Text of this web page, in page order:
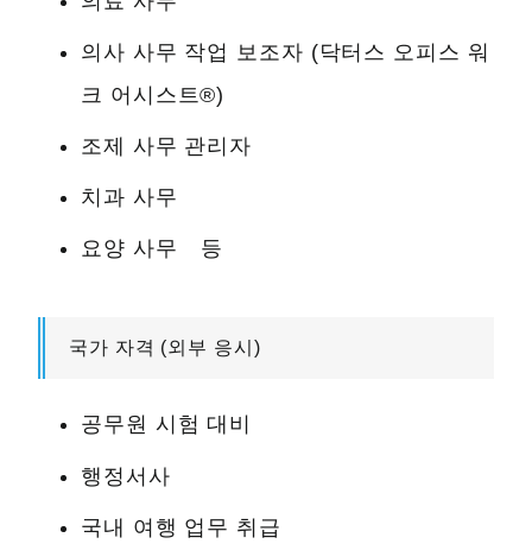
의사 사무 작업 보조자 (닥터스 오피스 워
크 어시스트®)
조제 사무 관리자
치과 사무
요양 사무 등
국가 자격 (외부 응시)
공무원 시험 대비
행정서사
국내 여행 업무 취급